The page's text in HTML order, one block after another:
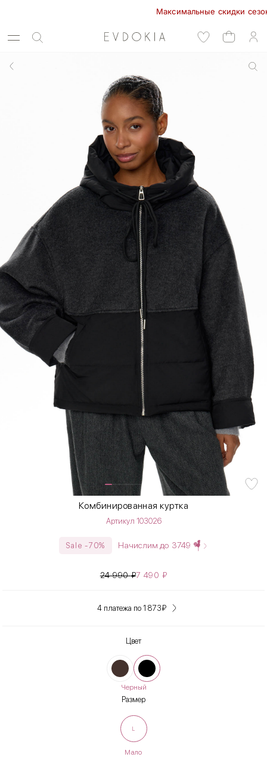
Максимальные скидки
Комбинированная куртка
Артикул 103026
Sale -70% Начислим до 3749
24 990₽7 490 ₽
4 платежа по 1 873₽
Цвет
Черный
Размер
L
Мало